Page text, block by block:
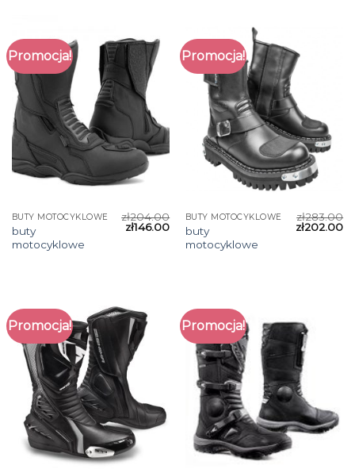
Promocja!
BUTY MOTOCYKLOWE
buty
motocyklowe
zł204.00
zł146.00
Promocja!
BUTY MOTOCYKLOWE
buty
motocyklowe
zł283.00
zł202.00
Promocja! Promocja!